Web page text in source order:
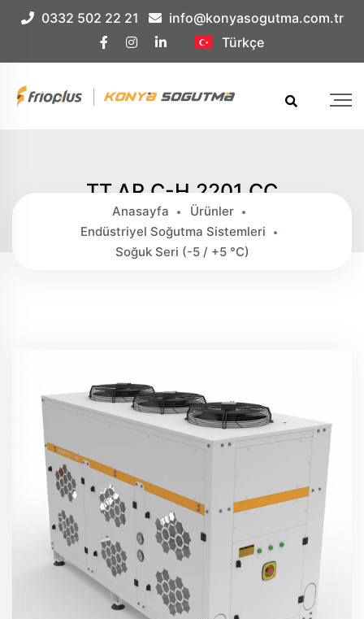
Çerez Örnek0332 502 22 21
info@konyasogutma.com.tr
Türkçe
TT.AR.C-H 2201 CC
Anasayfa
Ürünler
Endüstriyel Soğutma Sistemleri
Soğuk Seri (-5 / +5 °c)